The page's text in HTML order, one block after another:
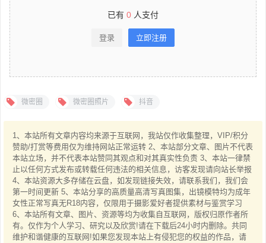
已有 0 人支付
登录 立即注册
微密圈 微密圈照片 抖音
1、本站所有文章内容均来源于互联网，我站仅作收集整理，VIP/积分
赞助/打赏等费用仅为维持网站正常运转 2、本站部分文章、图片不代表
本站立场，并不代表本站赞同其观点和对其真实性负责 3、本站一律禁
止以任何方式发布或转载任何违法的相关信息，访客发现请向站长举报
4、本站资源大多存储在云盘，如发现链接失效，请联系我们，我们会
第一时间更新 5、本站分享的高质量高清写真图集，出镜模特均为成年
女性正常写真无R18内容，仅限用于摄影爱好者提供素材与鉴赏学习
6、本站所有文章、图片、资源等均为收集自互联网，版权归原作者所
有。仅作为个人学习、研究以及欣赏!请在下载后24小时内删除。共同
维护和谐健康的互联网!如果您发现本站上有侵犯您的权益的作品，请